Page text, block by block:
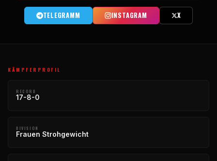
TELEGRAMM INSTAGRAM X
KÄMPFERPROFIL
RECORD
17-8-0
DIVISION
Frauen Strohgewicht